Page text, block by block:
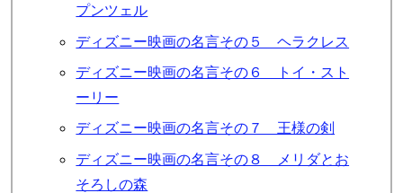
プンツェル
ディズニー映画の名言その５ ヘラクレス
ディズニー映画の名言その６ トイ・スト
ーリー
ディズニー映画の名言その７ 王様の剣
ディズニー映画の名言その８ メリダとお
そろしの森